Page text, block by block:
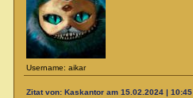
Username: aikar
Zitat von: Kaskantor am 15.02.2024 | 10:45